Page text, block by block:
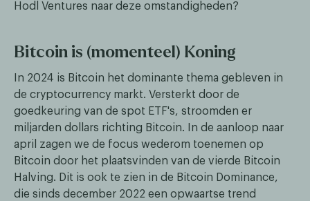
Hodl Ventures naar deze omstandigheden?
Bitcoin is (momenteel) Koning
In 2024 is Bitcoin het dominante thema gebleven in
de cryptocurrency markt. Versterkt door de
goedkeuring van de spot ETF's, stroomden er
miljarden dollars richting Bitcoin. In de aanloop naar
april zagen we de focus wederom toenemen op
Bitcoin door het plaatsvinden van de vierde Bitcoin
Halving. Dit is ook te zien in de Bitcoin Dominance,
die sinds december 2022 een opwaartse trend